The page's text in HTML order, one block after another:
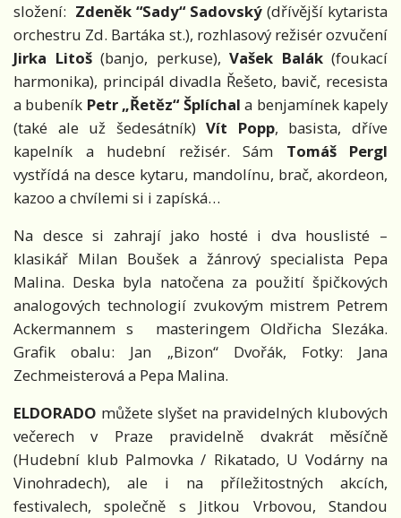
složení: Zdeněk “Sady“ Sadovský (dřívější kytarista
orchestru Zd. Bartáka st.), rozhlasový režisér ozvučení
Jirka Litoš(banjo, perkuse), Vašek Balák(foukací
harmonika), principál divadla Řešeto, bavič, recesista
a bubeník Petr „Řetěz“ Šplíchala benjamínek kapely
(také ale už šedesátník)Vít Popp, basista, dříve
kapelník a hudební režisér. Sám Tomáš Pergl
vystřídá na desce kytaru, mandolínu, brač, akordeon,
kazoo a chvílemi si i zapíská…
Na desce si zahrají jako hosté i dva houslisté –
klasikář Milan Boušek a žánrový specialista Pepa
Malina. Deska byla natočena za použití špičkových
analogových technologií zvukovým mistrem Petrem
Ackermannem s masteringem Oldřicha Slezáka.
Grafik obalu: Jan „Bizon“ Dvořák, Fotky: Jana
Zechmeisterová a Pepa Malina.
ELDORADO můžete slyšet na pravidelných klubových
večerech v Praze pravidelně dvakrát měsíčně
(Hudební klub Palmovka / Rikatado, U Vodárny na
Vinohradech), ale i na příležitostných akcích,
festivalech, společně s Jitkou Vrbovou, Standou